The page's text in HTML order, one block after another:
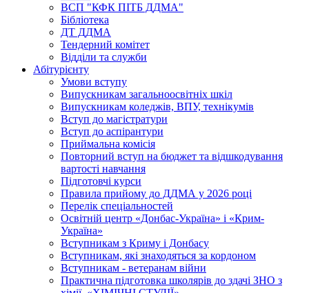
ВСП "КФК ПІТБ ДДМА"
Бібліотека
ДТ ДДМА
Тендерний комітет
Відділи та служби
Абітурієнту
Умови вступу
Випускникам загальноосвітніх шкіл
Випускникам коледжів, ВПУ, технікумів
Вступ до магістратури
Вступ до аспірантури
Приймальна комісія
Повторний вступ на бюджет та відшкодування
вартості навчання
Підготовчі курси
Правила прийому до ДДМА у 2026 році
Перелік спеціальностей
Освітній центр «Донбас-Україна» і «Крим-
Україна»
Вступникам з Криму і Донбасу
Вступникам, які знаходяться за кордоном
Вступникам - ветеранам війни
Практична підготовка школярів до здачі ЗНО з